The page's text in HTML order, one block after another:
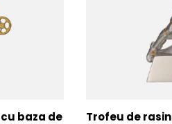
baza de
Trofeu de